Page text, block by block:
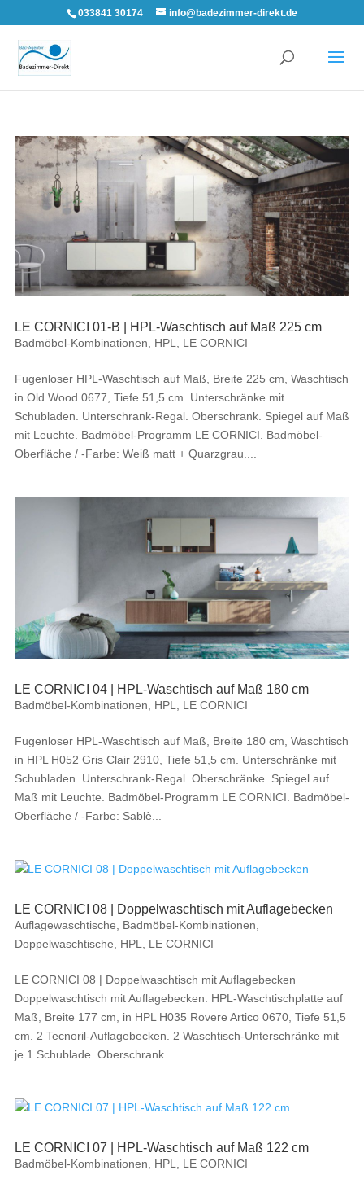
033841 30174 info@badezimmer-direkt.de
LE CORNICI 01-B | HPL-Waschtisch auf Maß 225 cm
Badmöbel-Kombinationen, HPL, LE CORNICI
Fugenloser HPL-Waschtisch auf Maß, Breite 225 cm, Waschtisch
in Old Wood 0677, Tiefe 51,5 cm. Unterschränke mit
Schubladen. Unterschrank-Regal. Oberschrank. Spiegel auf Maß
mit Leuchte. Badmöbel-Programm LE CORNICI. Badmöbel-
Oberfläche / -Farbe: Weiß matt + Quarzgrau....
LE CORNICI 04 | HPL-Waschtisch auf Maß 180 cm
Badmöbel-Kombinationen HPL LE CORNICI
Fugenloser HPL-Waschtisch auf Maß, Breite 180 cm, Waschtisch
in HPL H052 Gris Clair 2910, Tiefe 51,5 cm. Unterschränke mit
Schubladen. Unterschrank-Regal. Oberschränke. Spiegel auf
Maß mit Leuchte. Badmöbel-Programm LE CORNICI. Badmöbel-
Oberfläche / -Farbe: Sablè...
LE CORNICI 08 | Doppelwaschtisch mit Auflagebecken
Auflagewaschtische Badmöbel-Kombinationen
Doppelwaschtische
HPL LE CORNICI
LE CORNICI 08 | Doppelwaschtisch mit Auflagebecken
Doppelwaschtisch mit Auflagebecken. HPL-Waschtischplatte auf
Maß, Breite 177 cm, in HPL H035 Rovere Artico 0670, Tiefe 51,5
cm. 2 Tecnoril-Auflagebecken. 2 Waschtisch-Unterschränke mit
je 1 Schublade. Oberschrank....
LE CORNICI 07 | HPL-Waschtisch auf Maß 122 cm
Badmöbel-Kombinationen HPL LE CORNICI